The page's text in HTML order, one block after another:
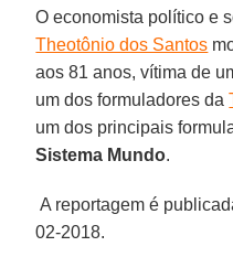
O economista político e
Theotônio dos Santos
aos 81 anos, vítima de
um dos formuladores da
um dos principais
Sistema Mundo.
A reportagem é
02-2018.